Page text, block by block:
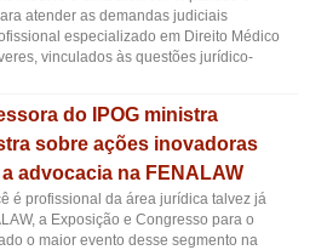
atender as demandas judiciais
especializado em Direito Médico
vinculados às questões jurídico-
do IPOG ministra
sobre ações inovadoras
advocacia na FENALAW
é profissional da área jurídica talvez já
a Exposição e Congresso para o
o maior evento desse segmento na